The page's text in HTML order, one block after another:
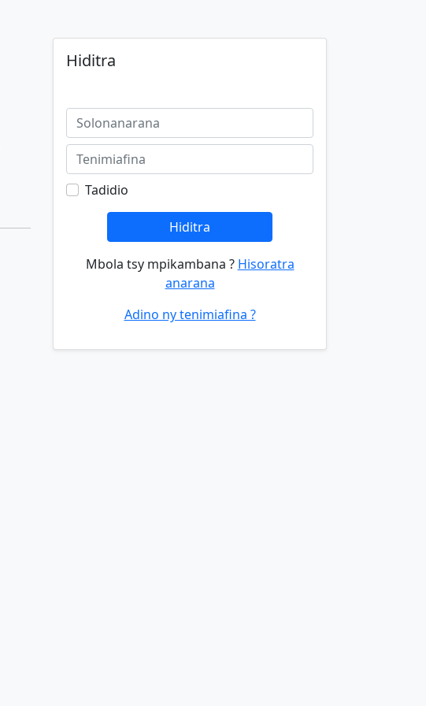
Hiditra
Tadidio
Hiditra
Mbola tsy mpikambana ? Hisoratra
anarana
Adino ny tenimiafina ?